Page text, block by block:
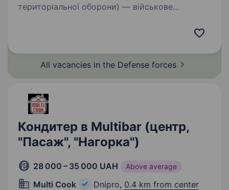
територіальної оборони) — військове
Збройних Сил України, у складі 115 окремої
All vacancies in the Defense forces
Кондитер в Multibar (центр,
"Пасаж", "Нагорка")
28 000 – 35 000 UAH Above average
Multi Cook Dnipro, 0.4 km from center